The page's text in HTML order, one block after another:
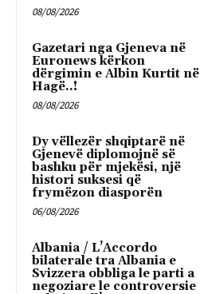
08/08/2026
Gazetari nga Gjeneva në
Euronews kërkon
dërgimin e Albin Kurtit në
Hagë..!
08/08/2026
Dy vëllezër shqiptarë në
Gjenevë diplomojnë së
bashku për mjekësi, një
histori suksesi që
frymëzon diasporën
06/08/2026
Albania / L’Accordo
bilaterale tra Albania e
Svizzera obbliga le parti a
negoziare le controversie